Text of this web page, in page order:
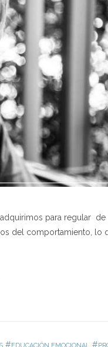
para regular de
del comportamiento, lo
#EDUCACIÓN EMOCIONAL #